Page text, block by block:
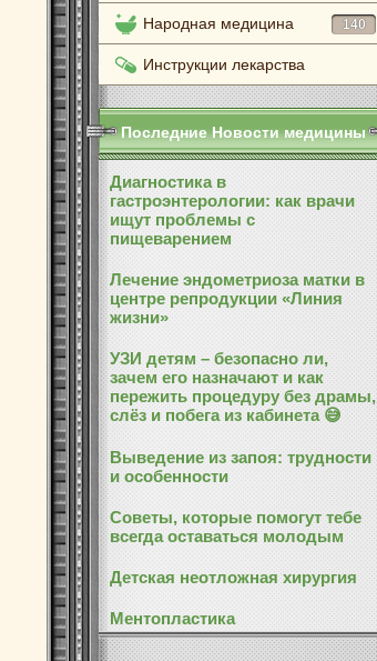
Народная медицина 140
Инструкции лекарства
Последние Новости медицины
Диагностика в
гастроэнтерологии: как врачи
ищут проблемы с
пищеварением
Лечение эндометриоза матки в
центре репродукции «Линия
жизни»
УЗИ детям – безопасно ли,
зачем его назначают и как
пережить процедуру без драмы,
слёз и побега из кабинета 😅
Выведение из запоя: трудности
и особенности
Советы, которые помогут тебе
всегда оставаться молодым
Детская неотложная хирургия
Ментопластика